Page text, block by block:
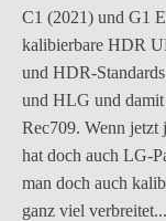
C1 (2021) und G1
kalibierbare HDR
und HDR-
und HLG und damit
Rec709. Wenn jetzt
hat doch auch LG-
man doch auch
ganz viel